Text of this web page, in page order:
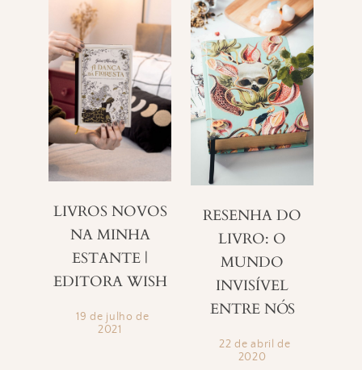
LIVROS NOVOS
NA MINHA
ESTANTE |
EDITORA WISH
19 de julho de
2021
RESENHA DO
LIVRO: O
MUNDO
INVISÍVEL
ENTRE NÓS
22 de abril de
2020